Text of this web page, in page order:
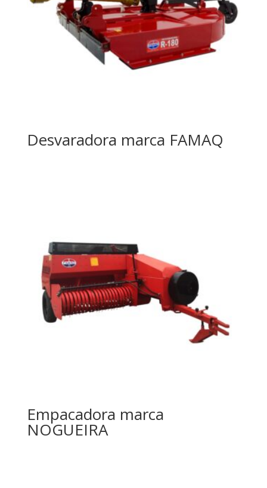
Desvaradora marca FAMAQ
Empacadora marca
NOGUEIRA